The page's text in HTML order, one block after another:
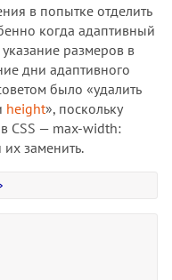
в попытке отделить
когда адаптивный
размеров в
дни адаптивного
было «удалить
height», поскольку
CSS — max-width:
заменить.